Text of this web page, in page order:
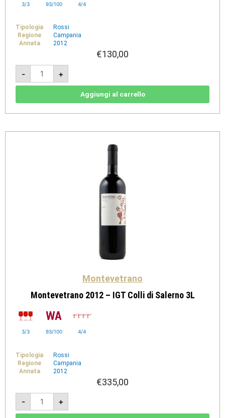
3/3 93/100 4/4
Tipologia
Rossi
Regione
Campania
Annata
2012
€130,00
-
Montevetrano
2012
-
Colli
quantità
+
Aggiungi al carrello
Montevetrano
Montevetrano 2012 – IGT Colli di Salerno 3L
3/3 93/100 4/4
Tipologia
Rossi
Regione
Campania
Annata
2012
€335,00
-
Montevetrano
2012
-
IGT
+